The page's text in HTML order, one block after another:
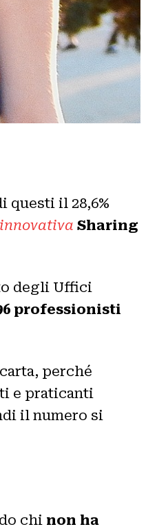
questi il 28,6%
Sharing
degli Uffici
professionisti
perché
e praticanti
il numero si
chi non ha